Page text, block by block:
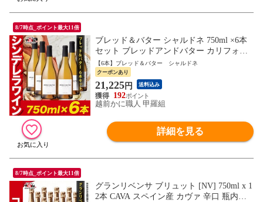
8/7時点_ポイント最大11倍
ブレッド＆バター シャルドネ 750ml ×6本
セット ブレッドアンドバター カリフォル
ニア 白ワイン 辛口 フルボディ Bread&Butt
er Chardonnay bread & butter お中元 お祝い
プレゼント
【6本】ブレッド＆バター シャルドネ
クーポンあり
21,225円 送料込み
192
越前かに職人 甲羅組
詳細を見る
8/7時点_ポイント最大11倍
グランリベンサ ブリュット [NV] 750ml x 1
2本 CAVA スペイン産 カヴァ 辛口 瓶内二